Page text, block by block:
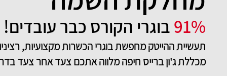
91%בוגרי הקורס כבר עובדים!
תעשיית ההייטק מחפשת בוגרי הכשרות מקצועיות,
מכללת ג'ון ברייס חיפה מלווה אתכם צעד אחר צעד